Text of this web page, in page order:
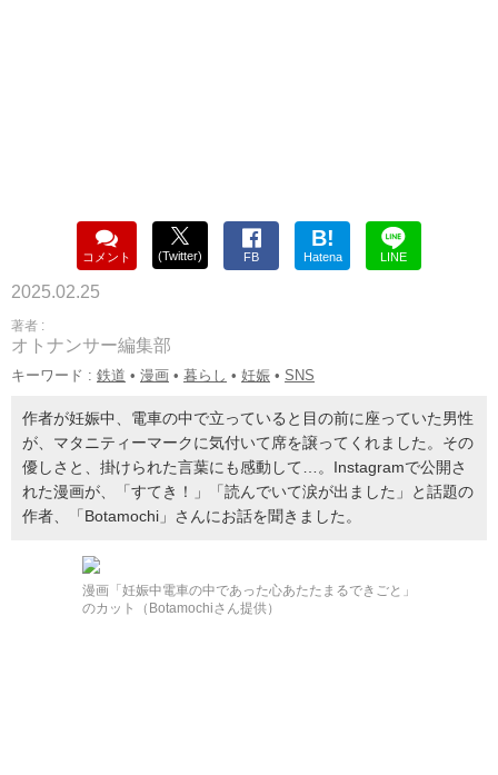
コメント (Twitter) FB
B!
Hatena LINE
2025.02.25
著者 :
オトナンサー編集部
キーワード : 鉄道 • 漫画 • 暮らし • 妊娠 • SNS
作者が妊娠中、電車の中で立っていると目の前に座っていた男性
が、マタニティーマークに気付いて席を譲ってくれました。その
優しさと、掛けられた言葉にも感動して…。Instagramで公開さ
れた漫画が、「すてき！」「読んでいて涙が出ました」と話題の
作者、「Botamochi」さんにお話を聞きました。
漫画「妊娠中電車の中であった心あたたまるできごと」
のカット（Botamochiさん提供）